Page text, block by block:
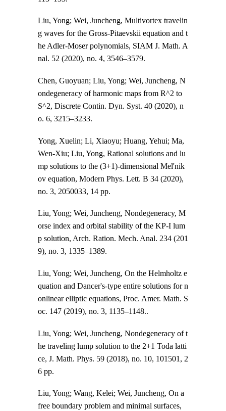
Liu, Yong; Wei, Juncheng, Multivortex travelin
g waves for the Gross-Pitaevskii equation and t
he Adler-Moser polynomials, SIAM J. Math. A
nal. 52 (2020), no. 4, 3546–3579.
Chen, Guoyuan; Liu, Yong; Wei, Juncheng, N
ondegeneracy of harmonic maps from R^2 to
S^2, Discrete Contin. Dyn. Syst. 40 (2020), n
o. 6, 3215–3233.
Yong, Xuelin; Li, Xiaoyu; Huang, Yehui; Ma,
Wen-Xiu; Liu, Yong, Rational solutions and lu
mp solutions to the (3+1)-dimensional Mel'nik
ov equation, Modern Phys. Lett. B 34 (2020),
no. 3, 2050033, 14 pp.
Liu, Yong; Wei, Juncheng, Nondegeneracy, M
orse index and orbital stability of the KP-I lum
p solution, Arch. Ration. Mech. Anal. 234 (201
9), no. 3, 1335–1389.
Liu, Yong; Wei, Juncheng, On the Helmholtz e
quation and Dancer's-type entire solutions for n
onlinear elliptic equations, Proc. Amer. Math. S
oc. 147 (2019), no. 3, 1135–1148..
Liu, Yong; Wei, Juncheng, Nondegeneracy of t
he traveling lump solution to the 2+1 Toda latti
ce, J. Math. Phys. 59 (2018), no. 10, 101501, 2
6 pp.
Liu, Yong; Wang, Kelei; Wei, Juncheng, On a
free boundary problem and minimal surfaces,